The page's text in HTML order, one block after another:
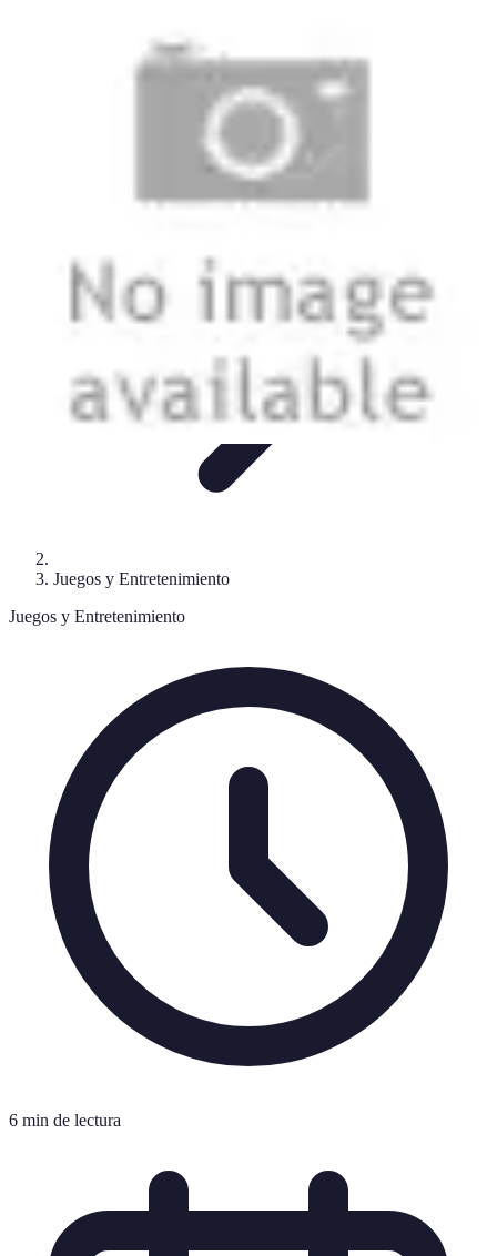
Sonido y Audio
Podcasts
Juegos y Entretenimiento
Juegos y Entretenimiento
6 min de lectura